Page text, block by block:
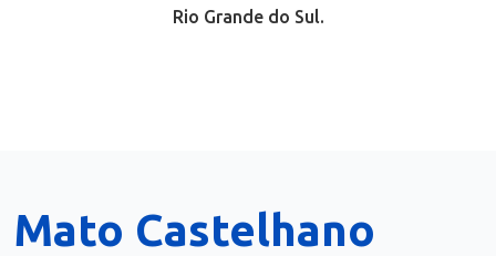
Rio Grande do Sul.
Mato Castelhano